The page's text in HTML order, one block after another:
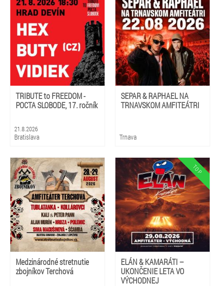
TRIBUTE to FREEDOM -
POCTA SLOBODE, 17. ročník
21.8.2026
Bratislava
SEPAR & RAPHAEL NA
TRNAVSKOM AMFITEÁTRI
Trnava
Medzinárodné stretnutie
zbojníkov Terchová
ELÁN & KAMARÁTI –
UKONČENIE LETA VO
VÝCHODNEJ